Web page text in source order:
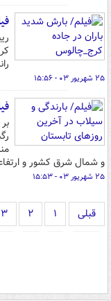
۲۵ شهریور ۰۳ - ۱۵:۵۶
و شمال شرق کشور و
۲۵ شهریور ۰۳ - ۱۵:۵۳
قبلی ۱ ۲ ۳